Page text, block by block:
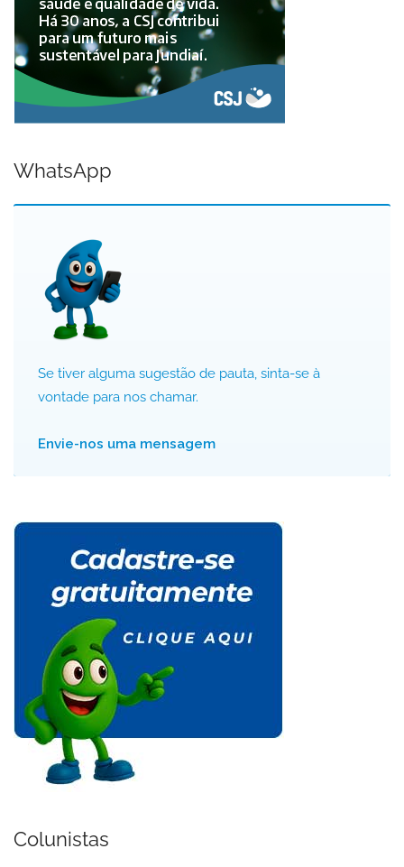
WhatsApp
Se tiver alguma sugestão de pauta, sinta-se à
vontade para nos chamar.
Envie-nos uma mensagem
Colunistas